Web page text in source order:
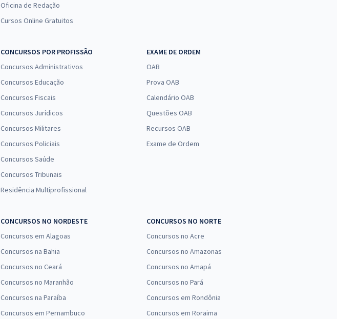
Oficina de Redação
Cursos Online Gratuitos
CONCURSOS POR PROFISSÃO
Concursos Administrativos
Concursos Educação
Concursos Fiscais
Concursos Jurídicos
Concursos Militares
Concursos Policiais
Concursos Saúde
Concursos Tribunais
Residência Multiprofissional
EXAME DE ORDEM
OAB
Prova OAB
Calendário OAB
Questões OAB
Recursos OAB
Exame de Ordem
CONCURSOS NO NORDESTE
Concursos em Alagoas
Concursos na Bahia
Concursos no Ceará
Concursos no Maranhão
Concursos na Paraíba
Concursos em Pernambuco
CONCURSOS NO NORTE
Concursos no Acre
Concursos no Amazonas
Concursos no Amapá
Concursos no Pará
Concursos em Rondônia
Concursos em Roraima